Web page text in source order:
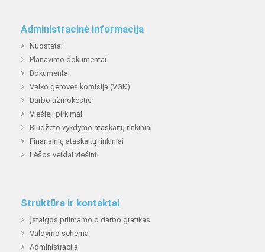
Administracinė informacija
Nuostatai
Planavimo dokumentai
Dokumentai
Vaiko gerovės komisija (VGK)
Darbo užmokestis
Viešieji pirkimai
Biudžeto vykdymo ataskaitų rinkiniai
Finansinių ataskaitų rinkiniai
Lėšos veiklai viešinti
Struktūra ir kontaktai
Įstaigos priimamojo darbo grafikas
Valdymo schema
Administracija